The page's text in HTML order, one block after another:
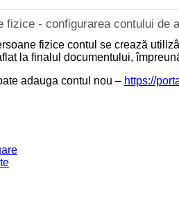
fizice - configurarea contului de
fizice contul se crează
la finalul documentului,
adauga contul nou – https://